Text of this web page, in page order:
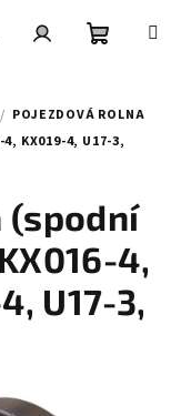
košík
/ POJEZDOVÁ ROLNA
KX019-4, U17-3,
(spodní
4,
U17-3,